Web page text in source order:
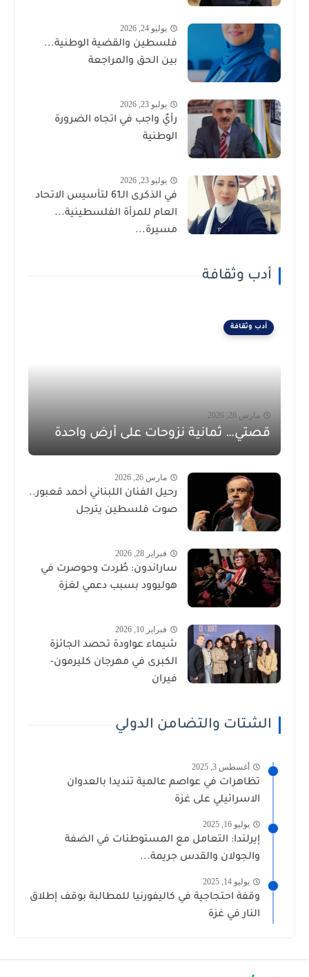
يوليو 24, 2026
فلسطين والقضية الوطنية...
بين الحق والمراجعة
يوليو 23, 2026
رأيٌ واجب في اتجاه الضرورة
الوطنية
يوليو 23, 2026
في الذكرى الـ61 لتأسيس الاتحاد
العام للمرأة الفلسطينية...
مسيرة...
أدب وثقافة
أدب وثقافة
مارس 26, 2026
قصتي… ثمانية نزوحات على أرض واحدة
مارس 26, 2026
رحيل الفنان اللبناني أحمد قعبور..
صوت فلسطين يترجل
فبراير 28, 2026
ساراندون: طُردت وحوصرت في
هوليوود بسبب دعمي لغزة
فبراير 10, 2026
شيماء عواودة تحصد الجائزة
الكبرى في مهرجان كليرمون-
فيران
الشتات والتضامن الدولي
أغسطس 3, 2025
تظاهرات في عواصم عالمية تنديدا بالعدوان
الاسرائيلي على غزة
يوليو 16, 2025
إيرلندا: التعامل مع المستوطنات في الضفة
والجولان والقدس جريمة...
يوليو 14, 2025
وقفة احتجاجية في كاليفورنيا للمطالبة بوقف إطلاق
النار في غزة